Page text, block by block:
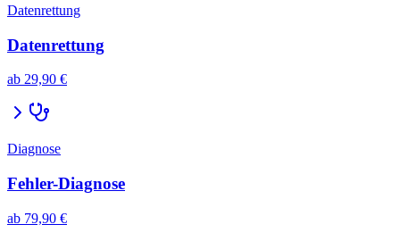
Datenrettung
Datenrettung
ab 29,90 €
Diagnose
Fehler-Diagnose
ab 79,90 €